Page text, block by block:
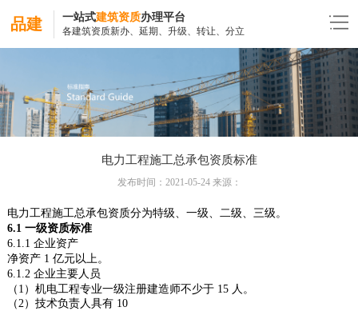
品建 一站式建筑资质办理平台
各建筑资质新办、延期、升级、转让、分立
电力工程施工总承包资质标准
发布时间：2021-05-24 来源：
电力工程施工总承包资质分为特级、一级、二级、三级。
6.1 一级资质标准
6.1.1 企业资产
净资产1 亿元以上。
6.1.2 企业主要人员
（ 1 ）机电工程专业一级注册建造师不少于 15 人。
（2）技术负责人具有 10